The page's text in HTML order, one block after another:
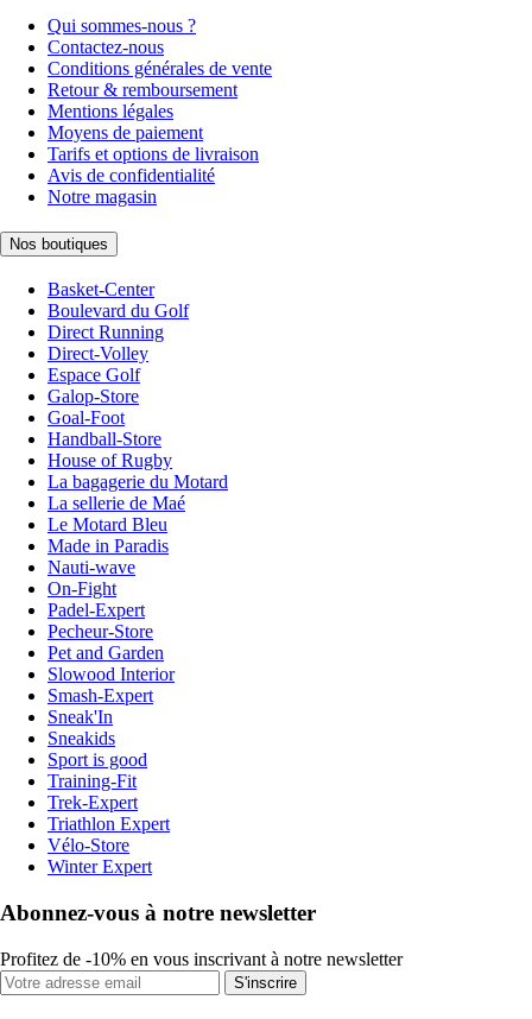
Qui sommes-nous ?
Contactez-nous
Conditions générales de vente
Retour & remboursement
Mentions légales
Moyens de paiement
Tarifs et options de livraison
Avis de confidentialité
Notre magasin
Nos boutiques
Basket-Center
Boulevard du Golf
Direct Running
Direct-Volley
Espace Golf
Galop-Store
Goal-Foot
Handball-Store
House of Rugby
La bagagerie du Motard
La sellerie de Maé
Le Motard Bleu
Made in Paradis
Nauti-wave
On-Fight
Padel-Expert
Pecheur-Store
Pet and Garden
Slowood Interior
Smash-Expert
Sneak'In
Sneakids
Sport is good
Training-Fit
Trek-Expert
Triathlon Expert
Vélo-Store
Winter Expert
Abonnez-vous à notre newsletter
Profitez de -10% en vous inscrivant à notre newsletter
S'inscrire